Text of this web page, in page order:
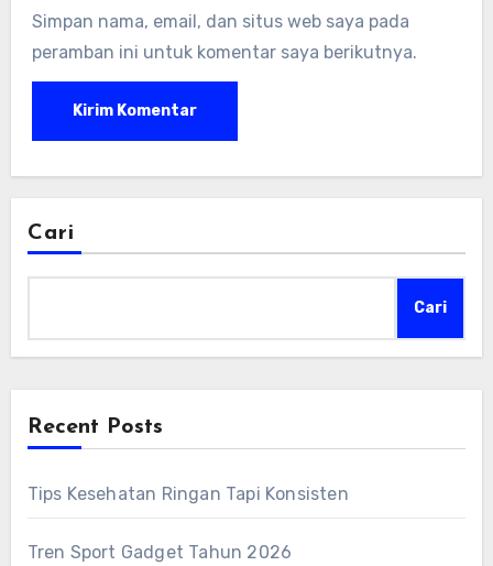
Simpan nama, email, dan situs web saya pada
peramban ini untuk komentar saya berikutnya.
Cari
Cari
Recent Posts
Tips Kesehatan Ringan Tapi Konsisten
Tren Sport Gadget Tahun 2026